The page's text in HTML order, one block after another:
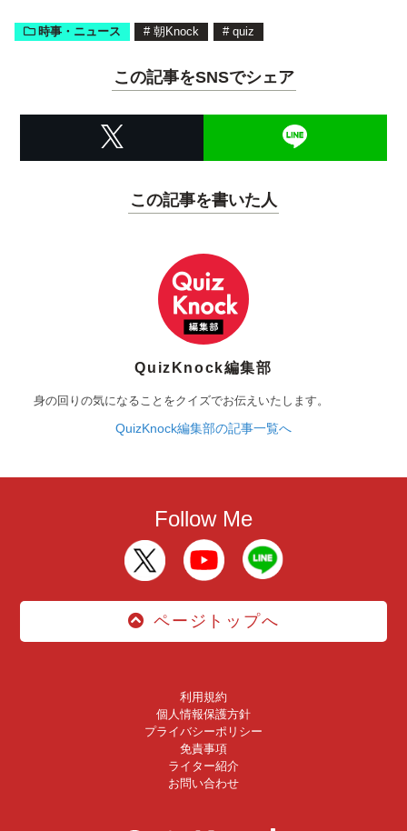
時事・ニュース # 朝Knock # quiz
この記事をSNSでシェア
この記事を書いた人
QuizKnock編集部
身の回りの気になることをクイズでお伝えいたします。
QuizKnock編集部の記事一覧へ
Follow Me
ページトップへ
利用規約
個人情報保護方針
プライバシーポリシー
免責事項
ライター紹介
お問い合わせ